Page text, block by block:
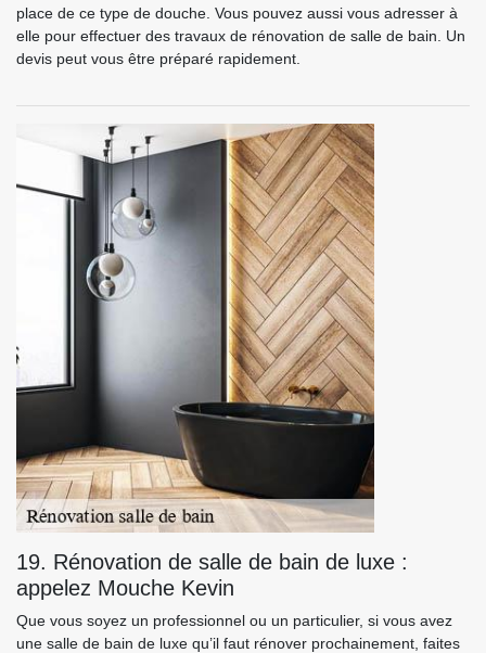
place de ce type de douche. Vous pouvez aussi vous adresser à
elle pour effectuer des travaux de rénovation de salle de bain. Un
devis peut vous être préparé rapidement.
19. Rénovation de salle de bain de luxe :
appelez Mouche Kevin
Que vous soyez un professionnel ou un particulier, si vous avez
une salle de bain de luxe qu’il faut rénover prochainement, faites